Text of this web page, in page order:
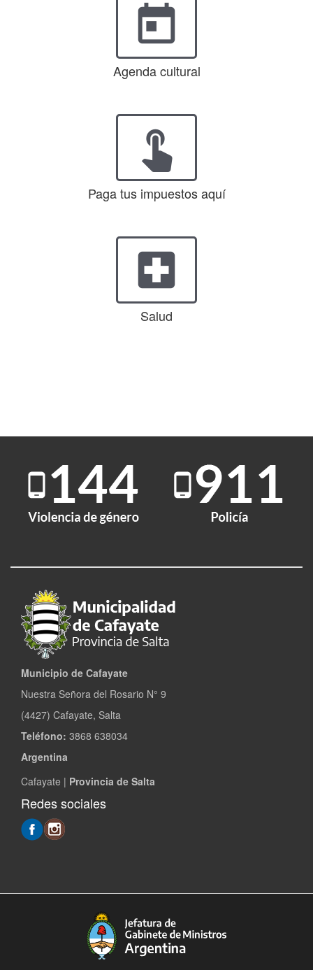
today
Agenda cultural
touch_app
Paga tus impuestos aquí
local_hospital
Salud
Municipio de Cafayate
Nuestra Señora del Rosario N° 9
(4427) Cafayate, Salta
Teléfono: 3868 638034
Argentina
Cafayate | Provincia de Salta
Redes sociales